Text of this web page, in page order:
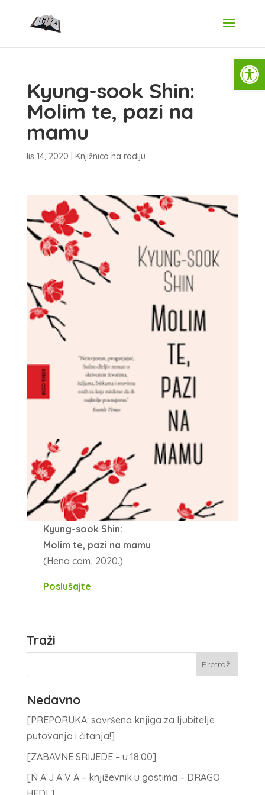
Kyung-sook Shin:
Molim te, pazi na
mamu
lis 14, 2020 Knjižnica na radiju
Kyung-sook Shin:
Molim te, pazi na mamu
(Hena com, 2020.)
Poslušajte
Traži
Nedavno
[PREPORUKA: savršena knjiga za ljubitelje
putovanja i čitanja!]
[ZABAVNE SRIJEDE – u 18:00]
[N A J A V A – književnik u gostima – DRAGO